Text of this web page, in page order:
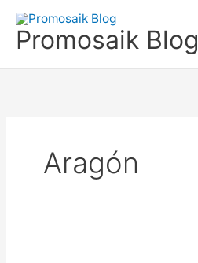
Skip
content
Promosaik Blog
Aragón